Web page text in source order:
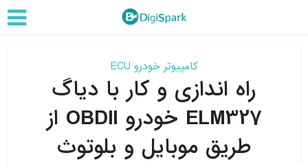
کامپیوتر خودرو ECU
راه اندازی و کار با دیاگ
ELM327 خودرو OBDII از
طریق موبایل و بلوتوث